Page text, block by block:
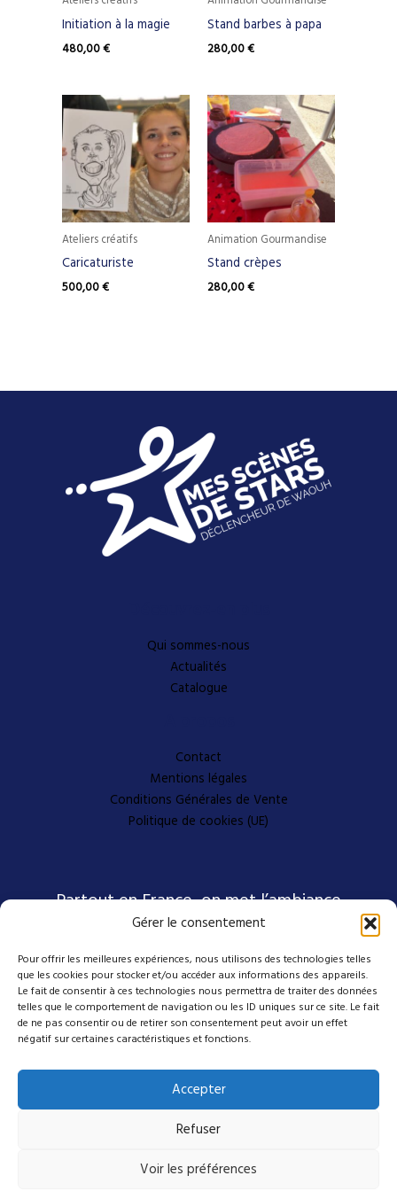
Gérer le consentement
Pour offrir les meilleures expériences, nous utilisons des technologies telles
que les cookies pour stocker et/ou accéder aux informations des appareils.
Le fait de consentir à ces technologies nous permettra de traiter des données
telles que le comportement de navigation ou les ID uniques sur ce site. Le fait
de ne pas consentir ou de retirer son consentement peut avoir un effet
négatif sur certaines caractéristiques et fonctions.
Accepter
Refuser
Voir les préférences
Initiation à la magie
480,00€
Stand barbes à papa
280,00€
Ateliers créatifs
Caricaturiste
500,00€
Animation Gourmandise
Stand crèpes
280,00€
Qui sommes-nous
Actualités
Catalogue
Contact
Mentions légales
Conditions Générales de Vente
Politique de cookies (UE)
Partout en France, on met l’ambiance
Nos coordonnées
4 avenue Emmanuel D'Alzon
30120 Le Vigan
04 27 50 17 50
contact@mes-scenes-de-stars.com